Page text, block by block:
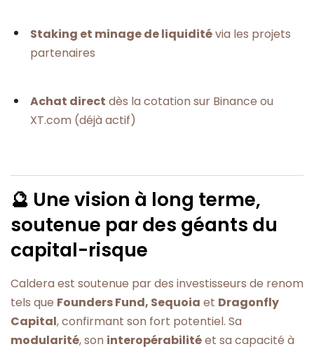
Staking et minage de liquiditévia les projets
partenaires
Achat direct dès la cotation sur Binance ou
XT.com (déjà actif)
🔮 Une vision à long terme,
soutenue par des géants du
capital-risque
Caldera est soutenue par des investisseurs de renom
tels que Founders Fund, Sequoia et Dragonfly
Capital, confirmant son fort potentiel. Sa
modularité, son interopérabilitéet sa capacité à